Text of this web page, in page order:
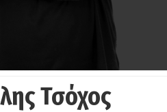
Τσόχος